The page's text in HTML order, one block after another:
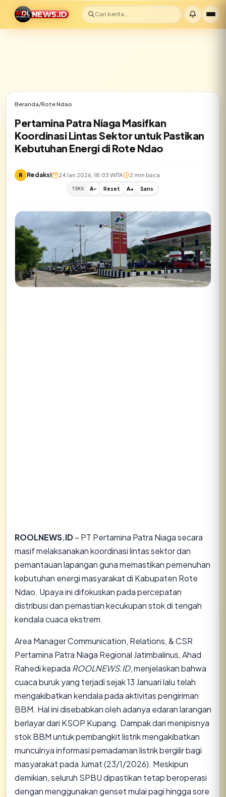
Cari berita...
Beranda/Rote Ndao
Pertamina Patra Niaga Masifkan
Koordinasi Lintas Sektor untuk Pastikan
Kebutuhan Energi di Rote Ndao
R Redaksi 24 Jan 2026, 18:03 WITA 2 min baca
TEKS A- Reset A+ Sans
ROOLNEWS.ID– PT Pertamina Patra Niaga secara
masif melaksanakan koordinasi lintas sektor dan
pemantauan lapangan guna memastikan pemenuhan
kebutuhan energi masyarakat di Kabupaten Rote
Ndao. Upaya ini difokuskan pada percepatan
distribusi dan pemastian kecukupan stok di tengah
kendala cuaca ekstrem.
​Area Manager Communication, Relations, & CSR
Pertamina Patra Niaga Regional Jatimbalinus, Ahad
Rahedi kepada ROOLNEWS.ID, menjelaskan bahwa
cuaca buruk yang terjadi sejak 13 Januari lalu telah
mengakibatkan kendala pada aktivitas pengiriman
BBM. Hal ini disebabkan oleh adanya edaran larangan
berlayar dari KSOP Kupang. Dampak dari menipisnya
stok BBM untuk pembangkit listrik mengakibatkan
munculnya informasi pemadaman listrik bergilir bagi
masyarakat pada Jumat (23/1/2026). Meskipun
demikian, seluruh SPBU dipastikan tetap beroperasi
dengan menggunakan genset mulai pagi hingga sore
✕
Lihat semua hasil →